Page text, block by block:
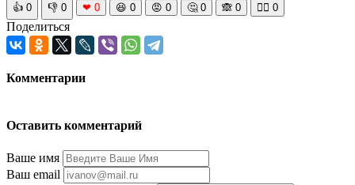
👍 0 👎 0 ❤ 0 😆 0 😡 0 🤔 0 🙈 0 🧘‍♀️ 0
Поделиться
Комментарии
Оставить комментарий
Ваше имя
Ваш email